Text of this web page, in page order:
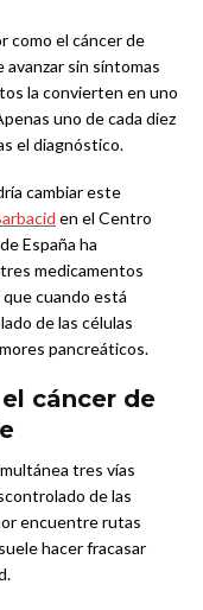
como el cáncer de
avanzar sin síntomas
la convierten en uno
uno de cada diez
el diagnóstico.
cambiar este
en el Centro
España ha
medicamentos
cuando está
de las células
pancreáticos.
cáncer de
tres vías
de las
encuentre rutas
hacer fracasar